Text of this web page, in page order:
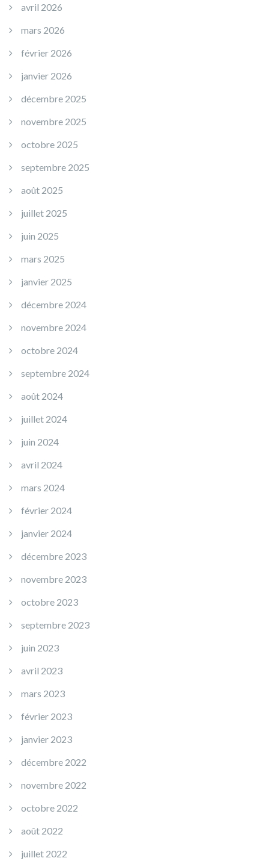
avril 2026
mars 2026
février 2026
janvier 2026
décembre 2025
novembre 2025
octobre 2025
septembre 2025
août 2025
juillet 2025
juin 2025
mars 2025
janvier 2025
décembre 2024
novembre 2024
octobre 2024
septembre 2024
août 2024
juillet 2024
juin 2024
avril 2024
mars 2024
février 2024
janvier 2024
décembre 2023
novembre 2023
octobre 2023
septembre 2023
juin 2023
avril 2023
mars 2023
février 2023
janvier 2023
décembre 2022
novembre 2022
octobre 2022
août 2022
juillet 2022